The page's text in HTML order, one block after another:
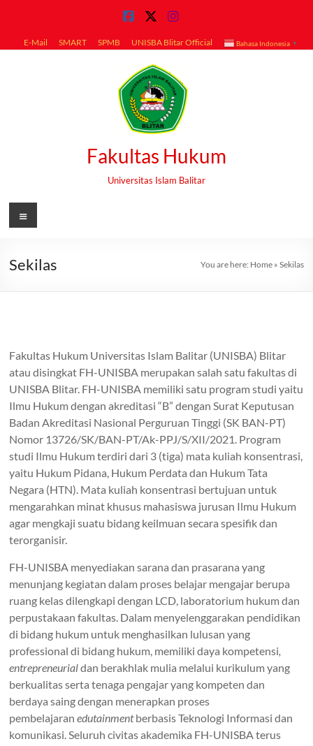
E-Mail SMART SPMB UNISBA Blitar Official Bahasa Indonesia ▼
Fakultas Hukum
Universitas Islam Balitar
Menu
Sekilas You are here: Home» Sekilas
Fakultas Hukum Universitas Islam Balitar (UNISBA) Blitar
atau disingkat FH-UNISBA merupakan salah satu fakultas di
UNISBA Blitar. FH-UNISBA memiliki satu program studi yaitu
Ilmu Hukum dengan akreditasi “B” dengan Surat Keputusan
Badan Akreditasi Nasional Perguruan Tinggi (SK BAN-PT)
Nomor 13726/SK/BAN-PT/Ak-PPJ/S/XII/2021. Program
studi Ilmu Hukum terdiri dari 3 (tiga) mata kuliah konsentrasi,
yaitu Hukum Pidana, Hukum Perdata dan Hukum Tata
Negara (HTN). Mata kuliah konsentrasi bertujuan untuk
mengarahkan minat khusus mahasiswa jurusan Ilmu Hukum
agar mengkaji suatu bidang keilmuan secara spesifik dan
terorganisir.
FH-UNISBA menyediakan sarana dan prasarana yang
menunjang kegiatan dalam proses belajar mengajar berupa
ruang kelas dilengkapi dengan LCD, laboratorium hukum dan
perpustakaan fakultas. Dalam menyelenggarakan pendidikan
di bidang hukum untuk menghasilkan lulusan yang
professional di bidang hukum, memiliki daya kompetensi,
entrepreneurialdan berakhlak mulia melalui kurikulum yang
berkualitas serta tenaga pengajar yang kompeten dan
berdaya saing dengan menerapkan proses
pembelajaranedutainmentberbasis Teknologi Informasi dan
komunikasi. Seluruh civitas akademika FH-UNISBA terus